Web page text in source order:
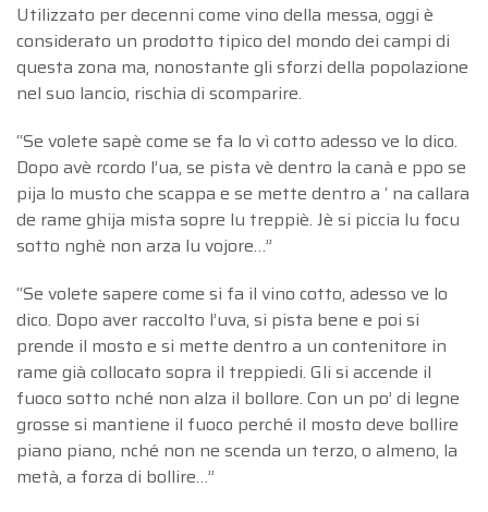
Utilizzato per decenni come vino della messa, oggi è
considerato un prodotto tipico del mondo dei campi di
questa zona ma, nonostante gli sforzi della popolazione
nel suo lancio, rischia di scomparire.
“Se volete sapè come se fa lo vì cotto adesso ve lo dico.
Dopo avè rcordo l’ua, se pista vè dentro la canà e ppo se
pija lo musto che scappa e se mette dentro a ‘ na callara
de rame ghija mista sopre lu treppiè. Jè si piccia lu focu
sotto nghè non arza lu vojore…”
“Se volete sapere come si fa il vino cotto, adesso ve lo
dico. Dopo aver raccolto l’uva, si pista bene e poi si
prende il mosto e si mette dentro a un contenitore in
rame già collocato sopra il treppiedi. Gli si accende il
fuoco sotto nché non alza il bollore. Con un po’ di legne
grosse si mantiene il fuoco perché il mosto deve bollire
piano piano, nché non ne scenda un terzo, o almeno, la
metà, a forza di bollire…”